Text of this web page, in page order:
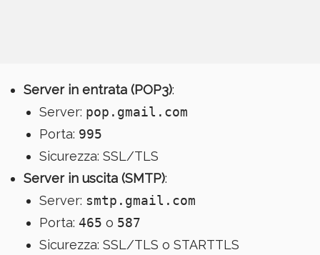
Server in entrata (POP3):
Server: pop.gmail.com
Porta: 995
Sicurezza: SSL/TLS
Server in uscita (SMTP):
Server: smtp.gmail.com
Porta: 465 o 587
Sicurezza: SSL/TLS o STARTTLS